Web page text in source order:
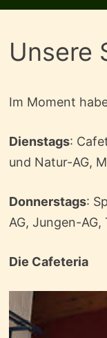
Unsere
Im Moment
Dienstags:
und Natur-AG,
Donnerstags:
AG, Jungen-
Die Cafeteria